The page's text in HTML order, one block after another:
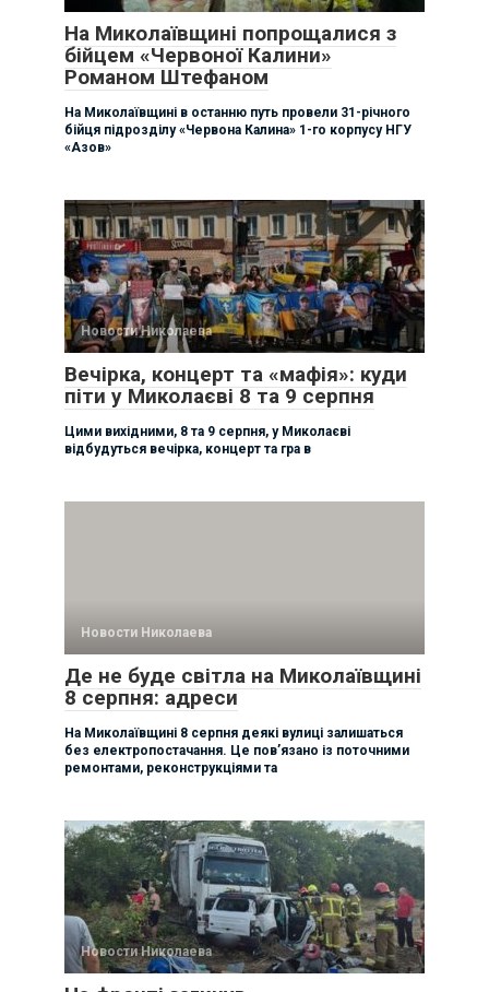
На Миколаївщині попрощалися з
бійцем «Червоної Калини»
Романом Штефаном
На Миколаївщині в останню путь провели 31-річного
бійця підрозділу «Червона Калина» 1-го корпусу НГУ
«Азов»
Новости Николаева
Вечірка, концерт та «мафія»: куди
піти у Миколаєві 8 та 9 серпня
Цими вихідними, 8 та 9 серпня, у Миколаєві
відбудуться вечірка, концерт та гра в
Новости Николаева
Де не буде світла на Миколаївщині
8 серпня: адреси
На Миколаївщині 8 серпня деякі вулиці залишаться
без електропостачання. Це пов’язано із поточними
ремонтами, реконструкціями та
Новости Николаева